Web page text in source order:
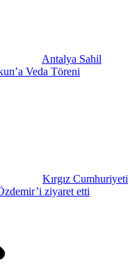
Antalya Sahil
Veda Töreni
Kırgız Cumhuriyeti
ziyaret etti